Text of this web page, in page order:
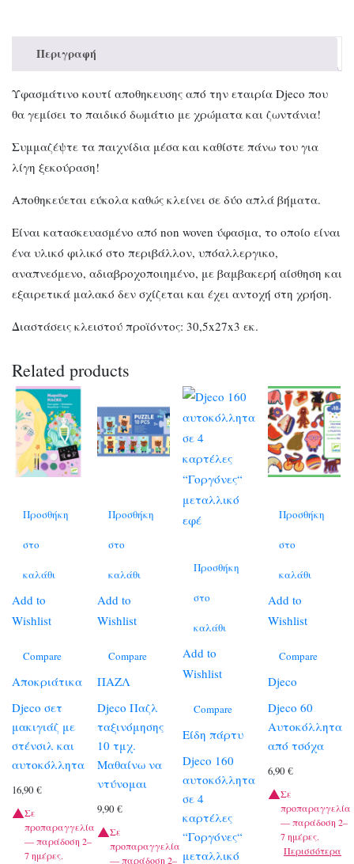
Περιγραφή
Υφασμάτινο κουτί αποθηκευσης από την εταιρία Djeco που
θα γεμίσει το παιδικό δωμάτιο με χρώματα και ζωντάνια!
Συμμαζέψτε τα παιχνίδια μέσα και καθίστε πάνω του για
λίγη ξεκούραση!
Αποθηκεύεται εύκολα καθώς κλείνει σε δύο απλά βήματα.
Είναι κατασκευασμένο από non woven ύφασμα, το οποίο είναι
ένα υλικό φιλικό στο περιβάλλον, υπόαλλεργικο,
αναπνεόμενο, αδιαβροχοποιημένο, με βαμβακερή αίσθηση και
εξαιρετικά μαλακό δεν σχίζεται και έχει αντοχή στη χρήση.
Διαστάσεις κλειστού προϊόντος: 30,5x27x3 εκ.
Related products
Προσθήκη
στο
καλάθι
Add to
Wishlist
Compare
Αποκριάτικα
Djeco σετ
μακιγιάζ με
στένσιλ και
αυτοκόλλητα
16,90 €
Σε
προπαραγγελία
— παράδοση 2–
7 ημέρες.
Προσθήκη
στο
καλάθι
Add to
Wishlist
Compare
ΠΑΖΛ
Djeco Παζλ
ταξινόμησης
10 τμχ.
Μαθαίνω να
ντύνομαι
9,90€
Σε
προπαραγγελία
— παράδοση 2–
Προσθήκη
στο
καλάθι
Add to
Wishlist
Compare
Είδη πάρτυ
Djeco 160
αυτοκόλλητα
σε 4
καρτέλες
“Γοργόνες“
μεταλλικό
Προσθήκη
στο
καλάθι
Add to
Wishlist
Compare
Djeco
Djeco 60
Αυτοκόλλητα
από τσόχα
6,90€
Σε
προπαραγγελία
— παράδοση 2–
7 ημέρες.
Περισσότερα